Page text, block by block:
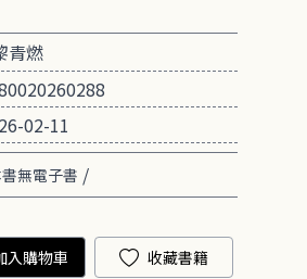
青燃
02-11
無電子書 /
入購物車 收藏書籍